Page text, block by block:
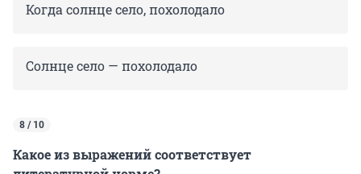
Когда солнце село, похолодало
Солнце село — похолодало
8 / 10
Какое из выражений соответствует